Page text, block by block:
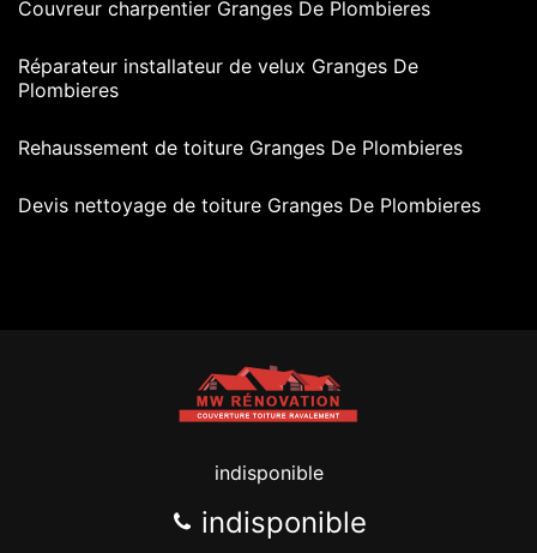
Couvreur charpentier Granges De Plombieres
Réparateur installateur de velux Granges De
Plombieres
Rehaussement de toiture Granges De Plombieres
Devis nettoyage de toiture Granges De Plombieres
indisponible
indisponible